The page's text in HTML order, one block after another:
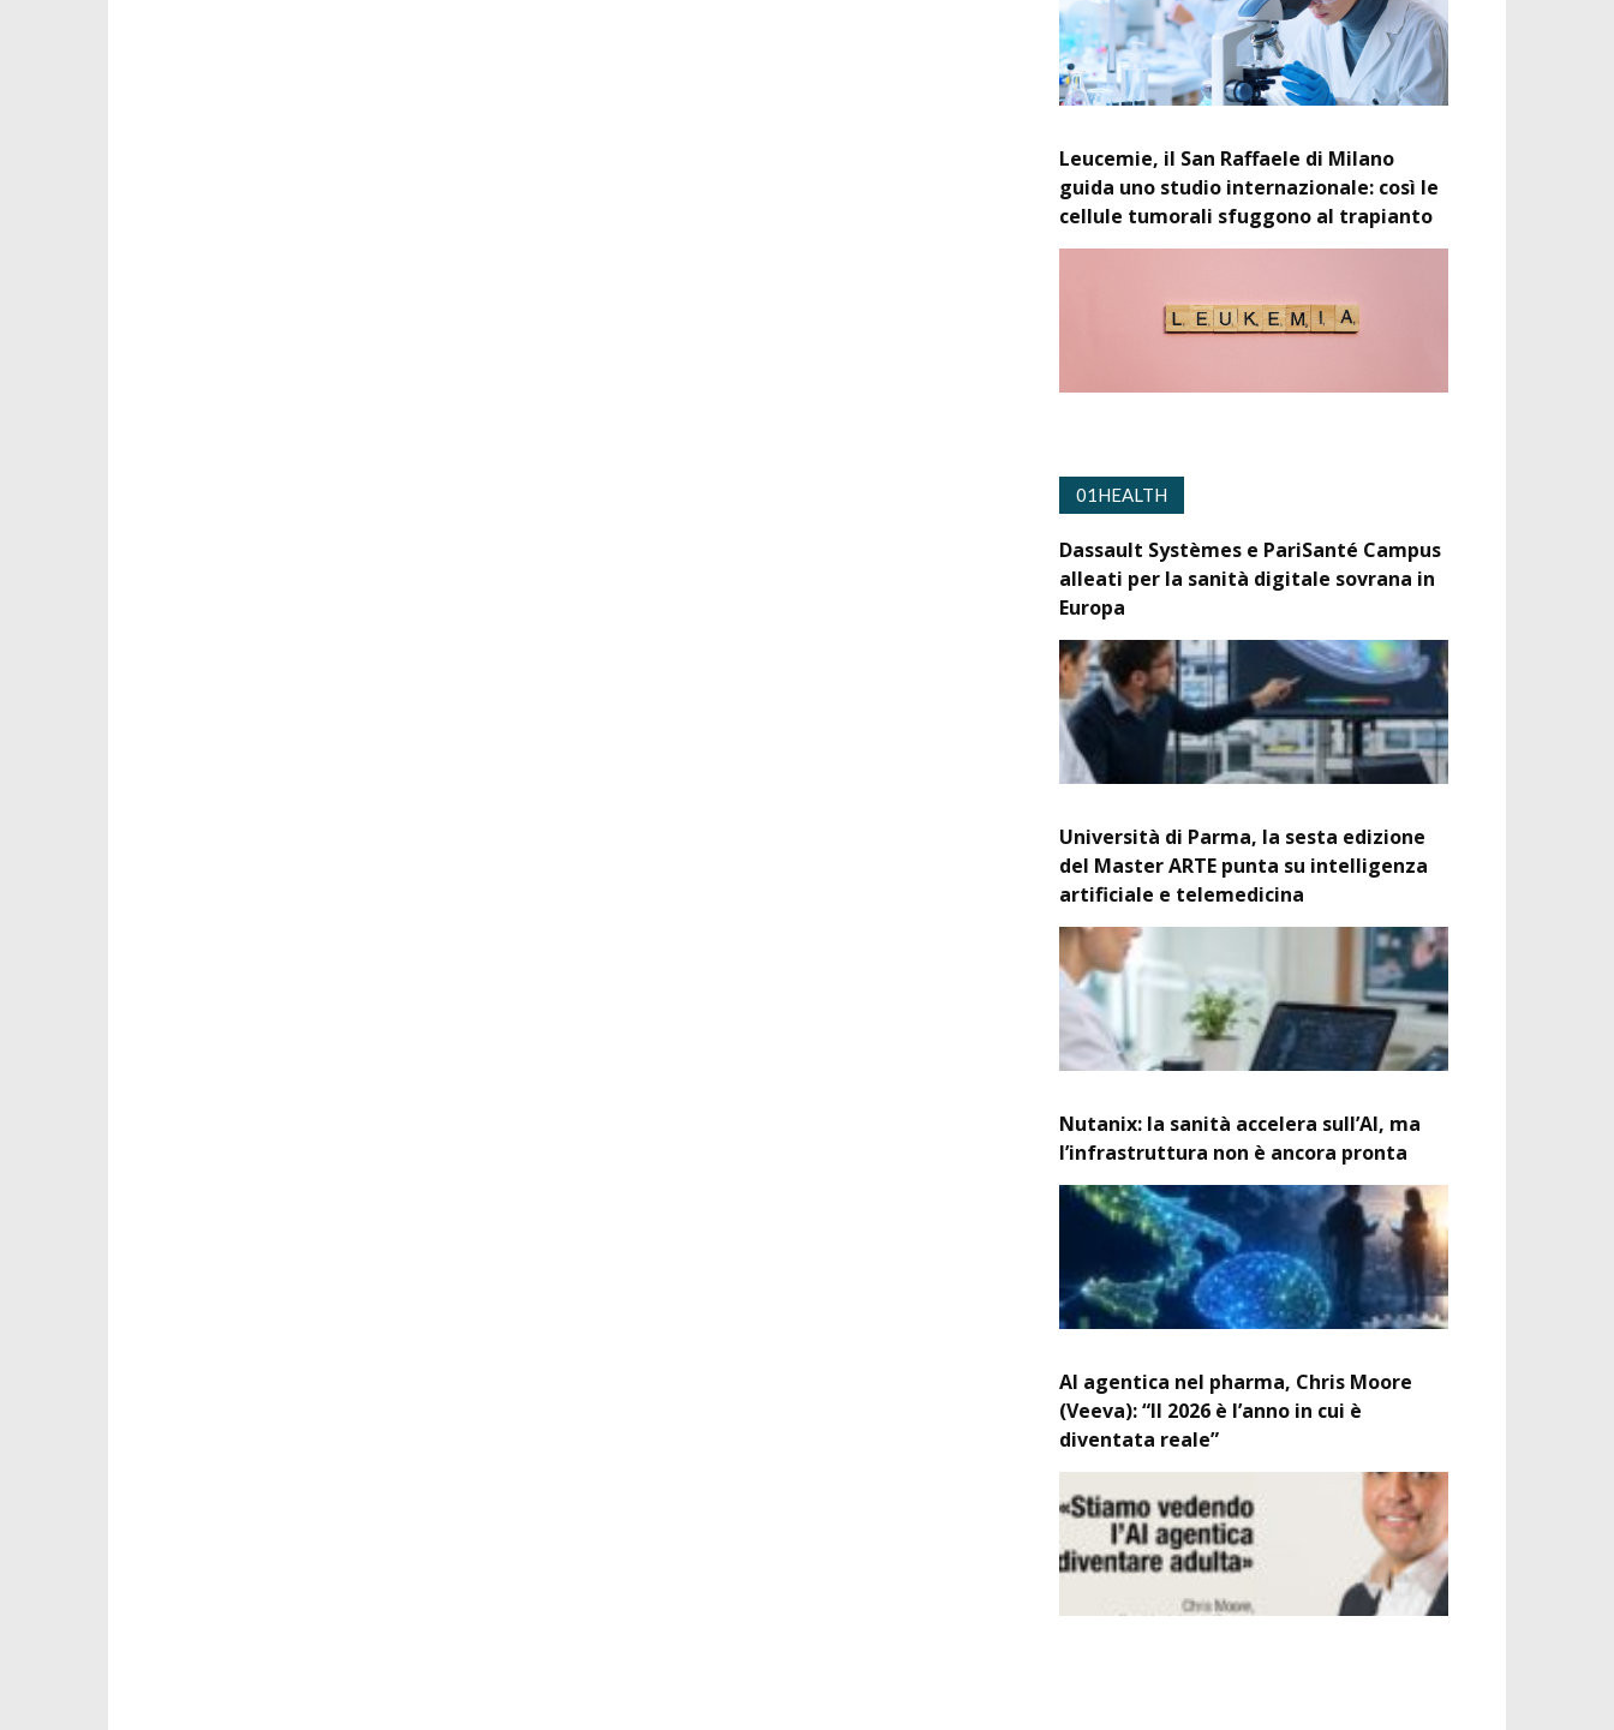
Leucemie, il San Raffaele di Milano
guida uno studio internazionale: così le
cellule tumorali sfuggono al trapianto
01HEALTH
Dassault Systèmes e PariSanté Campus
alleati per la sanità digitale sovrana in
Europa
Università di Parma, la sesta edizione
del Master ARTE punta su intelligenza
artificiale e telemedicina
Nutanix: la sanità accelera sull’AI, ma
l’infrastruttura non è ancora pronta
AI agentica nel pharma, Chris Moore
(Veeva): “Il 2026 è l’anno in cui è
diventata reale”